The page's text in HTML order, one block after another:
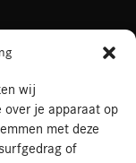
wij
je apparaat op
met deze
of